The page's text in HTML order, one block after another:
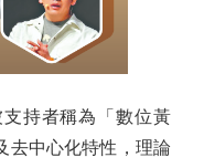
持者稱為「數位黃
去中心化特性，理論